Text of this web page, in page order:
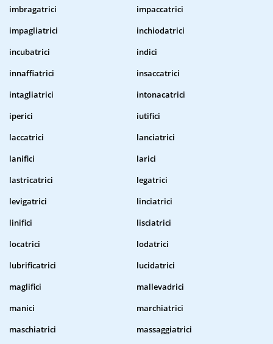
imbragatrici
impaccatrici
impagliatrici
inchiodatrici
incubatrici
indici
innaffiatrici
insaccatrici
intagliatrici
intonacatrici
iperici
iutifici
laccatrici
lanciatrici
lanifici
larici
lastricatrici
legatrici
levigatrici
linciatrici
linifici
lisciatrici
locatrici
lodatrici
lubrificatrici
lucidatrici
maglifici
mallevadrici
manici
marchiatrici
maschiatrici
massaggiatrici